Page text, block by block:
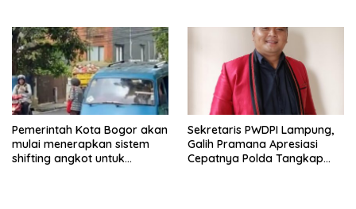
Pemerintah Kota Bogor akan
mulai menerapkan sistem
shifting angkot untuk
Sekretaris PWDPI Lampung,
Galih Pramana Apresiasi
Cepatnya Polda Tangkap